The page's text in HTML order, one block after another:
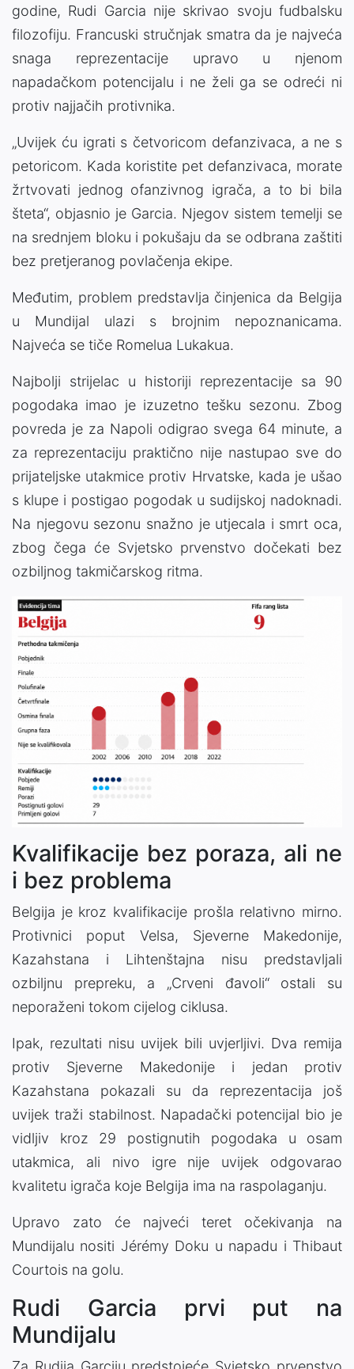
godine, Rudi Garcia nije skrivao svoju fudbalsku
filozofiju. Francuski stručnjak smatra da je najveća
snaga reprezentacije upravo u njenom
napadačkom potencijalu i ne želi ga se odreći ni
protiv najjačih protivnika.
„Uvijek ću igrati s četvoricom defanzivaca, a ne s
petoricom. Kada koristite pet defanzivaca, morate
žrtvovati jednog ofanzivnog igrača, a to bi bila
šteta“, objasnio je Garcia. Njegov sistem temelji se
na srednjem bloku i pokušaju da se odbrana zaštiti
bez pretjeranog povlačenja ekipe.
Međutim, problem predstavlja činjenica da Belgija
u Mundijal ulazi s brojnim nepoznanicama.
Najveća se tiče Romelua Lukakua.
Najbolji strijelac u historiji reprezentacije sa 90
pogodaka imao je izuzetno tešku sezonu. Zbog
povreda je za Napoli odigrao svega 64 minute, a
za reprezentaciju praktično nije nastupao sve do
prijateljske utakmice protiv Hrvatske, kada je ušao
s klupe i postigao pogodak u sudijskoj nadoknadi.
Na njegovu sezonu snažno je utjecala i smrt oca,
zbog čega će Svjetsko prvenstvo dočekati bez
ozbiljnog takmičarskog ritma.
Kvalifikacije bez poraza, ali ne
i bez problema
Belgija je kroz kvalifikacije prošla relativno mirno.
Protivnici poput Velsa, Sjeverne Makedonije,
Kazahstana i Lihtenštajna nisu predstavljali
ozbiljnu prepreku, a „Crveni đavoli“ ostali su
neporaženi tokom cijelog ciklusa.
Ipak, rezultati nisu uvijek bili uvjerljivi. Dva remija
protiv Sjeverne Makedonije i jedan protiv
Kazahstana pokazali su da reprezentacija još
uvijek traži stabilnost. Napadački potencijal bio je
vidljiv kroz 29 postignutih pogodaka u osam
utakmica, ali nivo igre nije uvijek odgovarao
kvalitetu igrača koje Belgija ima na raspolaganju.
Upravo zato će najveći teret očekivanja na
Mundijalu nositi Jérémy Doku u napadu i Thibaut
Courtois na golu.
Rudi Garcia prvi put na
Mundijalu